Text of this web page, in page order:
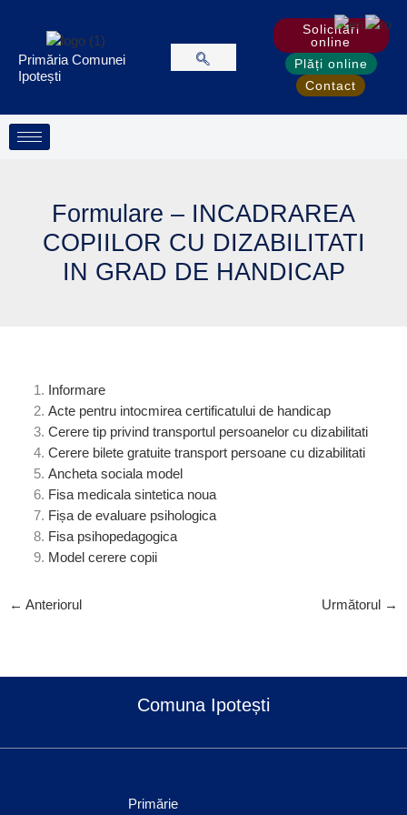
Primăria Comunei
Ipotești
Solicitări
online
Plăți online
Contact
Formulare – INCADRAREA
COPIILOR CU DIZABILITATI
IN GRAD DE HANDICAP
Informare
Acte pentru intocmirea certificatului de handicap
Cerere tip privind transportul persoanelor cu dizabilitati
Cerere bilete gratuite transport persoane cu dizabilitati
Ancheta sociala model
Fisa medicala sintetica noua
Fișa de evaluare psihologica
Fisa psihopedagogica
Model cerere copii
← Anteriorul Următorul →
Comuna Ipotești
Primărie